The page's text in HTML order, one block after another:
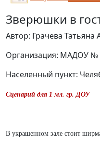
Зверюшки в
Автор: Грачева Татьяна
Организация: МАДОУ №
Населенный пункт:
Сценарий для 1 мл. гр. ДОУ
В украшенном зале стоит